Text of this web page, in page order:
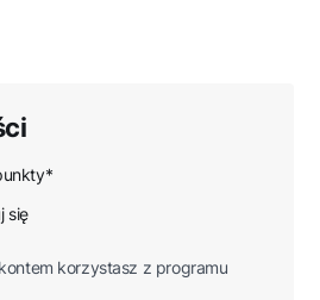
się
korzystasz z programu